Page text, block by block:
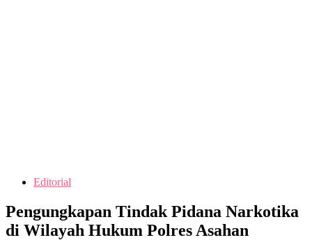
Editorial
Pengungkapan Tindak Pidana Narkotika
di Wilayah Hukum Polres Asahan